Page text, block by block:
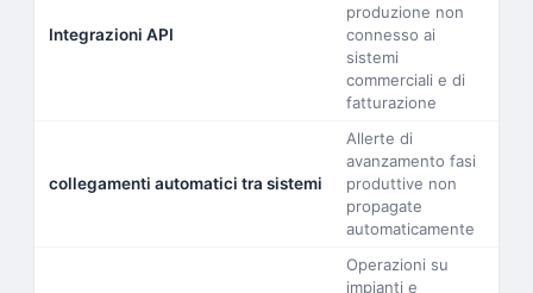
Integrazioni API
produzione non
connesso ai
sistemi
commerciali e di
fatturazione
collegamenti automatici tra sistemi
Allerte di
avanzamento fasi
produttive non
propagate
automaticamente
Operazioni su
impianti e